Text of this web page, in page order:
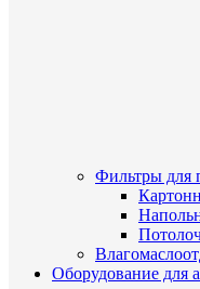
Фильтры для
Оборудование для